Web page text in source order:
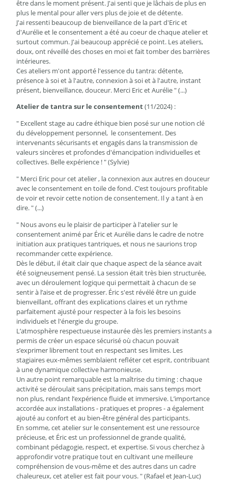
être dans le moment présent. J'ai senti que je lâchais de plus en
plus le mental pour aller vers plus de joie et de détente.
J'ai ressenti beaucoup de bienveillance de la part d'Eric et
d'Aurélie et le consentement a été au coeur de chaque atelier et
surtout commun. J'ai beaucoup apprécié ce point. Les ateliers,
doux, ont réveillé des choses en moi et fait tomber des barrières
intérieures.
Ces ateliers m'ont apporté l'essence du tantra: détente,
présence à soi et à l'autre, connexion à soi et à l'autre, instant
présent, bienveillance, douceur. Merci Eric et Aurélie " (...)
Atelier de tantra sur le consentement(11/2024) :
" Excellent stage au cadre éthique bien posé sur une notion clé
du développement personnel, le consentement. Des
intervenants sécurisants et engagés dans la transmission de
valeurs sincères et profondes d'émancipation individuelles et
collectives. Belle expérience ! " (Sylvie)
" Merci Eric pour cet atelier , la connexion aux autres en douceur
avec le consentement en toile de fond. C’est toujours profitable
de voir et revoir cette notion de consentement. Il y a tant à en
dire. " (...)
" Nous avons eu le plaisir de participer à l'atelier sur le
consentement animé par Éric et Aurélie dans le cadre de notre
initiation aux pratiques tantriques, et nous ne saurions trop
recommander cette expérience.
Dès le début, il était clair que chaque aspect de la séance avait
été soigneusement pensé. La session était très bien structurée,
avec un déroulement logique qui permettait à chacun de se
sentir à l’aise et de progresser. Éric s'est révélé être un guide
bienveillant, offrant des explications claires et un rythme
parfaitement ajusté pour respecter à la fois les besoins
individuels et l'énergie du groupe.
L’atmosphère respectueuse instaurée dès les premiers instants a
permis de créer un espace sécurisé où chacun pouvait
s’exprimer librement tout en respectant ses limites. Les
stagiaires eux-mêmes semblaient refléter cet esprit, contribuant
à une dynamique collective harmonieuse.
Un autre point remarquable est la maîtrise du timing : chaque
activité se déroulait sans précipitation, mais sans temps mort
non plus, rendant l’expérience fluide et immersive. L’importance
accordée aux installations - pratiques et propres - a également
ajouté au confort et au bien-être général des participants.
En somme, cet atelier sur le consentement est une ressource
précieuse, et Éric est un professionnel de grande qualité,
combinant pédagogie, respect, et expertise. Si vous cherchez à
approfondir votre pratique tout en cultivant une meilleure
compréhension de vous-même et des autres dans un cadre
chaleureux, cet atelier est fait pour vous. " (Rafael et Jean-Luc)